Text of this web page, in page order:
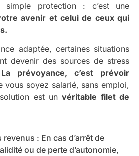
simple protection : c’est une
avenir et celui de ceux qui
adaptée, certaines situations
devenir des sources de stress
La prévoyance, c’est prévoir
vous soyez salarié, sans emploi,
est unvéritable filet de
revenus : En cas d’arrêt de
ou de perte d’autonomie,